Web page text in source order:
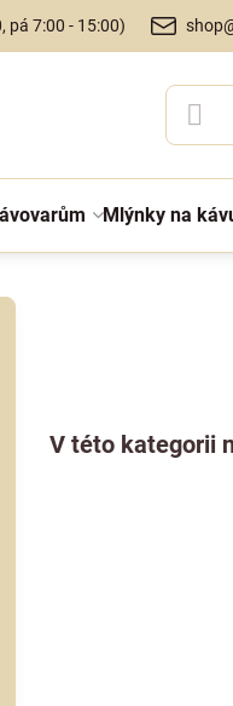
pá 7:00 - 15:00)
Mlýnky na